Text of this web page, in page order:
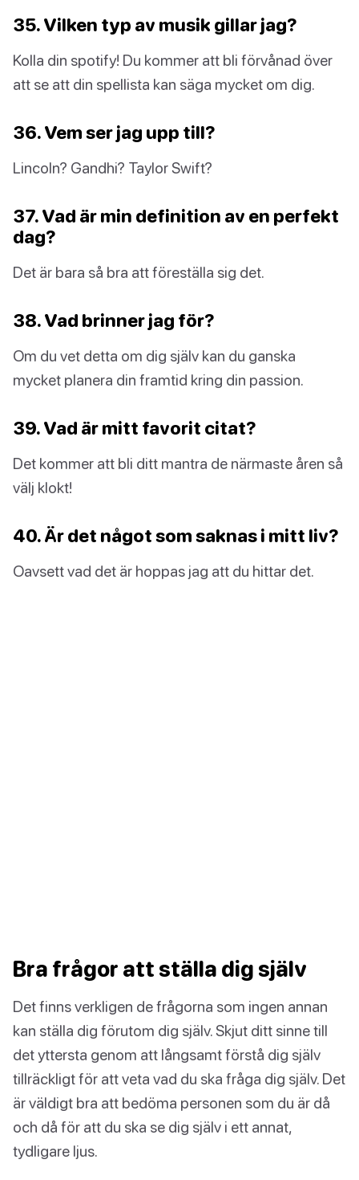
35. Vilken typ av musik gillar jag?
Kolla din spotify! Du kommer att bli förvånad över
att se att din spellista kan säga mycket om dig.
36. Vem ser jag upp till?
Lincoln? Gandhi? Taylor Swift?
37. Vad är min definition av en perfekt
dag?
Det är bara så bra att föreställa sig det.
38. Vad brinner jag för?
Om du vet detta om dig själv kan du ganska
mycket planera din framtid kring din passion.
39. Vad är mitt favorit citat?
Det kommer att bli ditt mantra de närmaste åren så
välj klokt!
40. Är det något som saknas i mitt liv?
Oavsett vad det är hoppas jag att du hittar det.
Bra frågor att ställa dig själv
Det finns verkligen de frågorna som ingen annan
kan ställa dig förutom dig själv. Skjut ditt sinne till
det yttersta genom att långsamt förstå dig själv
tillräckligt för att veta vad du ska fråga dig själv. Det
är väldigt bra att bedöma personen som du är då
och då för att du ska se dig själv i ett annat,
tydligare ljus.